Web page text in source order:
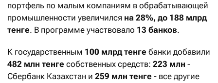
портфель по малым компаниям в обрабатывающей
промышленности увеличился на 28%, до 188 млрд
тенге. В программе участвовало 13 банков.
К государственным 100 млрд тенге банки добавили
482 млн тенге собственных средств: 223 млн -
Сбербанк Казахстан и 259 млн тенге - все другие